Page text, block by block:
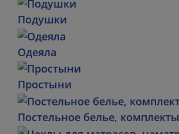
Подушки
Одеяла
Простыни
Постельное белье, комплекты